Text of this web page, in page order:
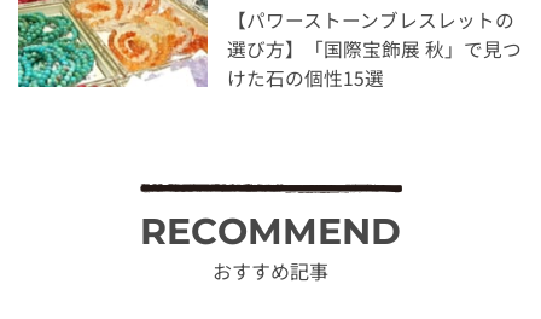
【パワーストーンブレスレットの
選び方】「国際宝飾展 秋」で見つ
けた石の個性15選
RECOMMEND
おすすめ記事